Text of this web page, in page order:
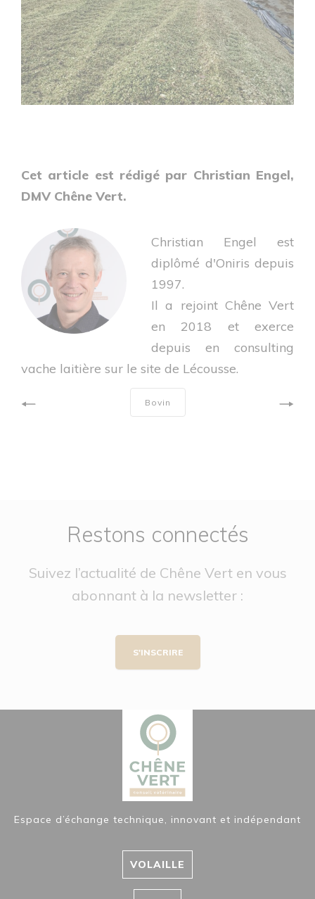
Cet article est rédigé par Christian Engel,
DMV Chêne Vert.
Christian Engel est
diplômé d'Oniris depuis
1997.
Il a rejoint Chêne Vert
en 2018 et exerce
depuis en consulting
vache laitière sur le site de Lécousse.
Bovin
Restons connectés
Suivez l’actualité de Chêne Vert en vous
abonnant à la newsletter :
S'INSCRIRE
Espace d’échange technique, innovant et indépendant
VOLAILLE